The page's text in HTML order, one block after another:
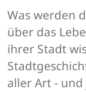
Was werden
über das
ihrer Stadt
aller Art -